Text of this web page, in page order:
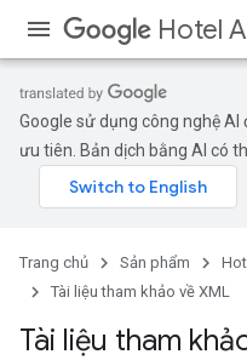
Hotel
Google sử dụng công nghệ
ưu tiên. Bản dịch bằng AI có
Trang chủ Sản phẩm
Tài liệu tham khảo về XML
Tài liệu tham